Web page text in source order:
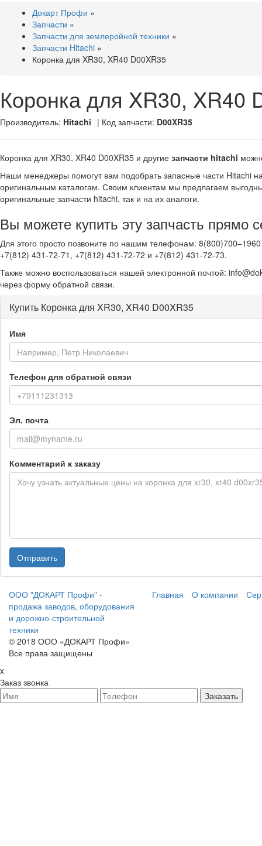
Докарт Профи »
Запчасти »
Запчасти для землеройной техники »
Запчасти Hitachi »
Коронка для XR30, XR40 D00XR35
Коронка для XR30, XR40
Производитель: Hitachi | Код запчасти: D00XR35
Коронка для XR30, XR40 D00XR35 и другие запчасти hitachi
Наши менеджеры помогут вам подобрать запасные части Hitachi
оригинальным каталогам. Своим клиентам мы предлагаем
оригинальные запчасти hitachi, так и на их аналоги.
Вы можете купить эту запчасть прямо
Для этого просто позвоните по нашим телефонам:
+7(812) 431-72-71, +7(812) 431-72-72 и +7(812) 431-72-73.
Также можно воспользоваться нашей электронной почтой:
через форму обратной связи.
Купить Коронка для XR30, XR40 D00XR35
Имя
Телефон для обратной связи
Эл. почта
Комментарий к заказу
Отправить
ООО "ДОКАРТ Профи" -
продажа заводов, оборудования
и дорожно-строительной
техники
© 2018 ООО «ДОКАРТ Профи»
Все права защищены
Главная О компании
x
Заказ звонка
Заказать